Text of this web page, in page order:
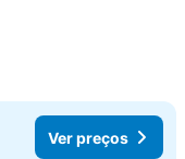
Ver preços